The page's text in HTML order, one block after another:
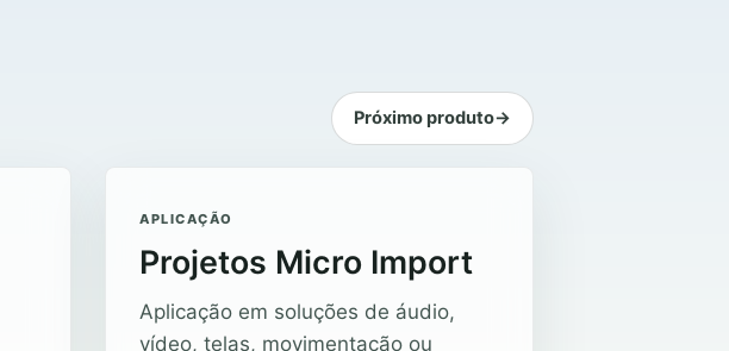
Próximo produto→
APLICAÇÃO
Projetos Micro Import
Aplicação em soluções de áudio,
vídeo, telas, movimentação ou